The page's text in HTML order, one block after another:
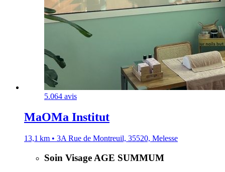
5.064 avis
MaOMa Institut
13,1 km • 3A Rue de Montreuil, 35520, Melesse
Soin Visage AGE SUMMUM